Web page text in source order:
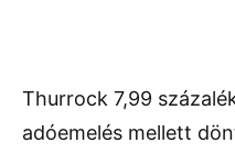
Thurrock 7,99
adóemelés mellett